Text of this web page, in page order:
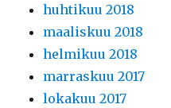
huhtikuu 2018
maaliskuu 2018
helmikuu 2018
marraskuu 2017
lokakuu 2017